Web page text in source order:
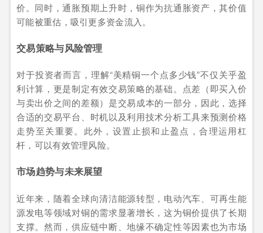
价。同时，通胀预期上升时，铜作为抗通胀资产，其价值
可能被重估，吸引更多资金流入。
交易策略与风险管理
对于投资者而言，理解“美精铜一个点多少钱”不仅关乎盈
利计算，更是制定有效交易策略的基础。点差（即买入价
与卖出价之间的差额）是交易成本的一部分，因此，选择
合适的交易平台、时机以及利用技术分析工具来预测价格
走势至关重要。此外，设置止损和止盈点，合理运用杠
杆，可以有效管理风险。
市场趋势与未来展望
近年来，随着全球向清洁能源转型，电动汽车、可再生能
源发电等领域对铜的需求显著增长，这为铜价提供了长期
支撑。然而，供应链中断、地缘不确定性等因素也为市场